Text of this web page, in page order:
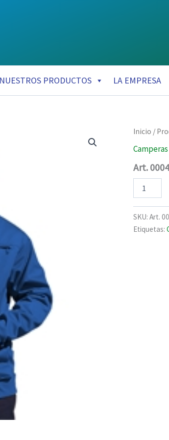
NUESTROS PRODUCTOS LA EMPRESA
Inicio /
Camperas
Art.
00048S
CASUAL,
MODELO
SUPPORT.
SKU: Art.
Etiquetas: